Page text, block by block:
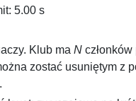
5.00 s
Klub ma N
zostać usuniętym z